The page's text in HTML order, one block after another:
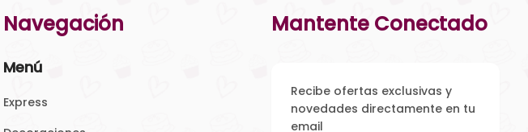
Navegación
Menú
Express
Mantente Conectado
Recibe ofertas exclusivas y
novedades directamente en tu
email